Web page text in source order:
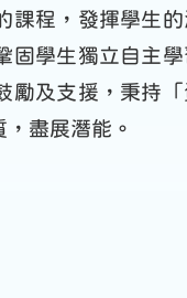
課程，發揮學生
固學生獨立自主
勵及支援，秉持
盡展潛能。